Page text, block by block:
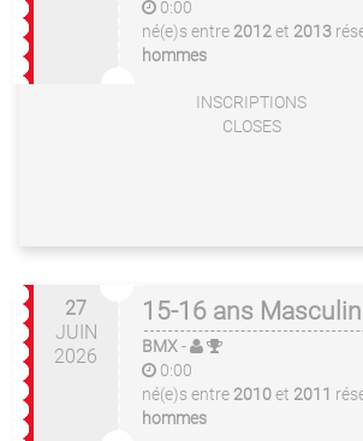
0:00
né(e)s entre 2012et 2013
hommes
INSCRIPTIONS
CLOSES
27
JUIN
2026
15-16 ans Masculin
BMX-
0:00
né(e)s entre 2010et 2011
hommes